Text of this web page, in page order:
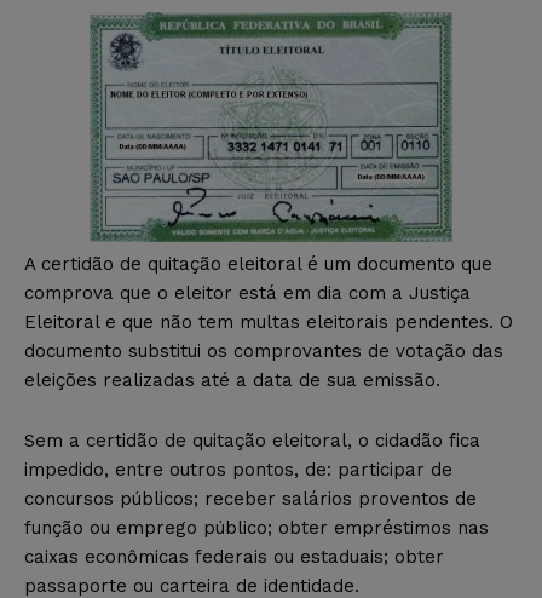
A certidão de quitação eleitoral é um documento que
comprova que o eleitor está em dia com a Justiça
Eleitoral e que não tem multas eleitorais pendentes. O
documento substitui os comprovantes de votação das
eleições realizadas até a data de sua emissão.
Sem a certidão de quitação eleitoral, o cidadão fica
impedido, entre outros pontos, de: participar de
concursos públicos; receber salários proventos de
função ou emprego público; obter empréstimos nas
caixas econômicas federais ou estaduais; obter
passaporte ou carteira de identidade.